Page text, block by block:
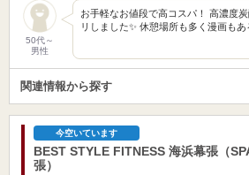
50代～
男性
お手軽なお値段で高コスパ！ 高濃度
リしました✨ 休憩場所も多く漫画も
関連情報から探す
今空いています
BEST STYLE FITNESS 海浜幕張（
張）